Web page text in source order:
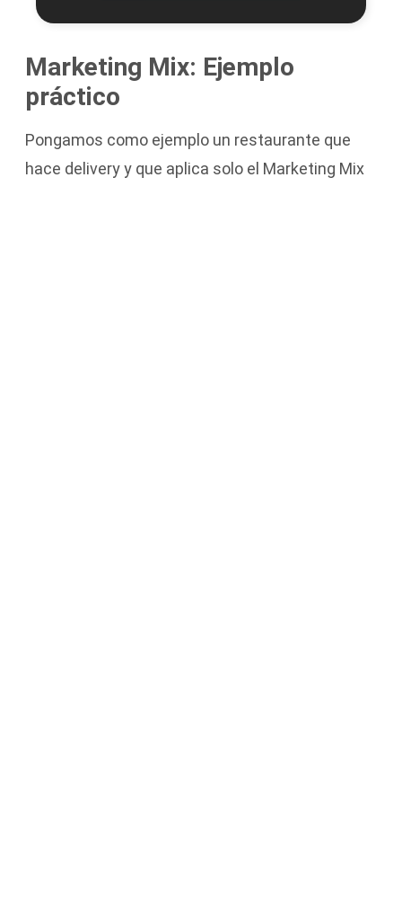
Marketing Mix: Ejemplo
práctico
Pongamos como ejemplo un restaurante que
hace delivery y que aplica solo el Marketing Mix